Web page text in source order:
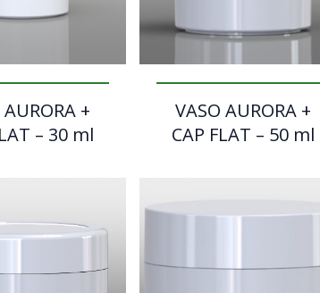
+
– 30 ml
VASO AURORA +
CAP FLAT – 50 ml